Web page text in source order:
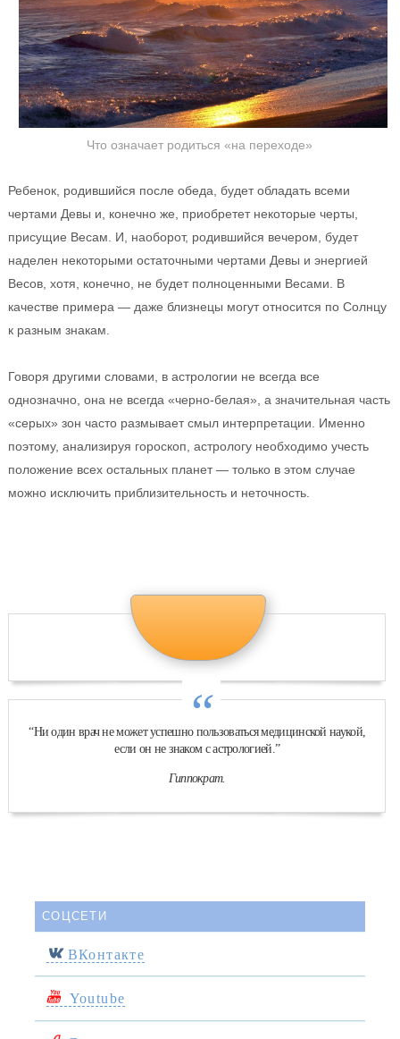
Что означает родиться «на переходе»
Ребенок, родившийся после обеда, будет обладать всеми
чертами Девы и, конечно же, приобретет некоторые черты,
присущие Весам. И, наоборот, родившийся вечером, будет
наделен некоторыми остаточными чертами Девы и энергией
Весов, хотя, конечно, не будет полноценными Весами. В
качестве примера — даже близнецы могут относится по Солнцу
к разным знакам.
Говоря другими словами, в астрологии не всегда все
однозначно, она не всегда «черно-белая», а значительная часть
«серых» зон часто размывает смыл интерпретации. Именно
поэтому, анализируя гороскоп, астрологу необходимо учесть
положение всех остальных планет — только в этом случае
можно исключить приблизительность и неточность.
“
“Ни один врач не может успешно пользоваться медицинской наукой,
если он не знаком с астрологией.”
Гиппократ.
СОЦСЕТИ
ВКонтакте
Youtube